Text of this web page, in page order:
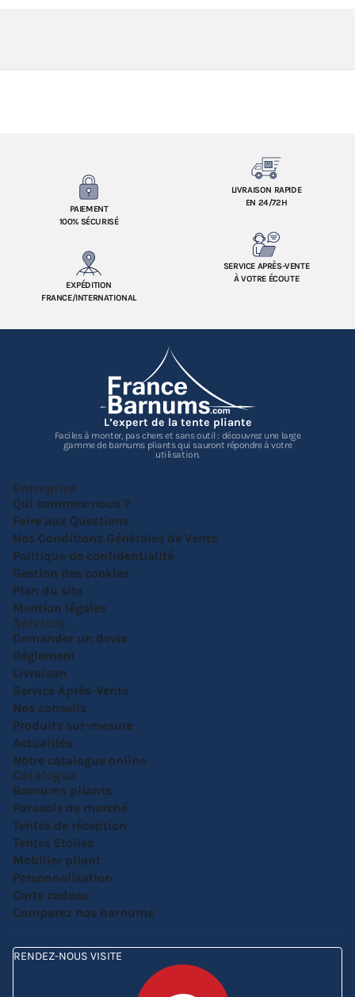
PAIEMENT
100% SÉCURISÉ
LIVRAISON RAPIDE
EN 24/72H
EXPÉDITION
FRANCE/INTERNATIONAL
SERVICE APRÈS-VENTE
À VOTRE ÉCOUTE
L’expert de la tente pliante
Faciles à monter, pas chers et sans outil : découvrez une large
gamme de barnums pliants qui sauront répondre à votre
utilisation.
Entreprise
Qui sommes-nous ?
Foire aux Questions
Nos Conditions Générales de Vente
Politique de confidentialité
Gestion des cookies
Plan du site
Mention légales
Services
Demander un devis
Réglement
Livraison
Service Après-Vente
Nos conseils
Produits sur-mesure
Actualités
Notre catalogue online
Catalogue
Barnums pliants
Parasols de marché
Tentes de réception
Tentes Etoiles
Mobilier pliant
Personnalisation
Carte cadeau
Comparez nos barnums
RENDEZ-NOUS VISITE